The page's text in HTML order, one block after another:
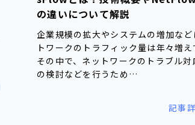
の違いについて解説
企業規模の拡大やシステムの増加など
トワークのトラフィック量は年々増え
その中で、ネットワークのトラブル
の検討などを行うため…
記事